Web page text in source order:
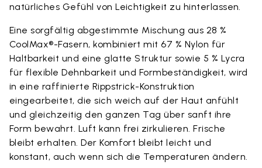
natürliches Gefühl von Leichtigkeit zu hinterlassen.
Eine sorgfältig abgestimmte Mischung aus 28 %
CoolMax®-Fasern, kombiniert mit 67 % Nylon für
Haltbarkeit und eine glatte Struktur sowie 5 % Lycra
für flexible Dehnbarkeit und Formbeständigkeit, wird
in eine raffinierte Rippstrick-Konstruktion
eingearbeitet, die sich weich auf der Haut anfühlt
und gleichzeitig den ganzen Tag über sanft ihre
Form bewahrt. Luft kann frei zirkulieren. Frische
bleibt erhalten. Der Komfort bleibt leicht und
konstant, auch wenn sich die Temperaturen ändern.